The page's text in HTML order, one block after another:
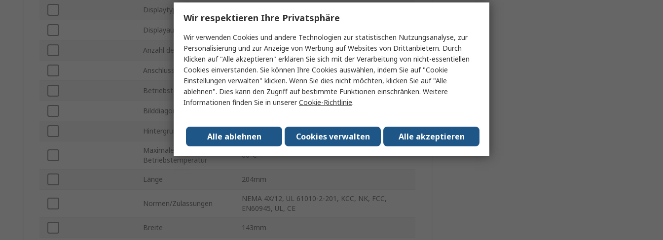
Displaytyp
Displayauflösung
Anzahl der Anschlüsse 1
Anschlusstyp RS422/RS485, RJ45, RS485, RS232, USB 2.0
Betriebstemperatur min. -10°C
Bilddiagonale
Hintergrundbeleuchtung
Maximale
Betriebstemperatur
60°C
Länge 204mm
Normen/Zulassungen
NEMA 4X/12, UL 61010-2-201, KCC, NK, FCC,
EN60945, UL, CE
Breite 143mm
Wir respektieren Ihre Privatsphäre
Wir verwenden Cookies und andere Technologien zur statistischen Nutzungsanalyse, zur
Personalisierung und zur Anzeige von Werbung auf Websites von Drittanbietern. Durch
Klicken auf "Alle akzeptieren" erklären Sie sich mit der Verarbeitung von nicht-essentiellen
Cookies einverstanden. Sie können Ihre Cookies auswählen, indem Sie auf "Cookie
Einstellungen verwalten" klicken. Wenn Sie dies nicht möchten, klicken Sie auf "Alle
ablehnen". Dies kann den Zugriff auf bestimmte Funktionen einschränken. Weitere
Informationen finden Sie in unsererCookie-Richtlinie.
Alle akzeptieren
Cookies verwalten
Alle ablehnen